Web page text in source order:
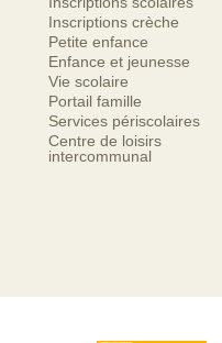
Inscriptions crèche
Petite enfance
Enfance et jeunesse
Vie scolaire
Portail famille
Services périscolaires
Centre de loisirs
intercommunal